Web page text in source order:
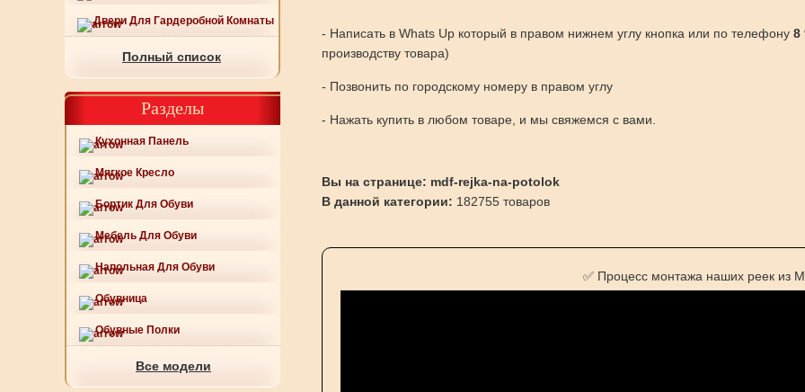
Двери Для Гардеробной Комнаты
Полный список
Разделы
Кухонная Панель
Мягкое Кресло
Бортик Для Обуви
Мебель Для Обуви
Напольная Для Обуви
Обувница
Обувные Полки
Все модели
- Написать в Whats Up который в правом нижнем углу кнопка или по телефону 8
производству товара)
- Позвонить по городскому номеру в правом углу
- Нажать купить в любом товаре, и мы свяжемся с вами.
Вы на странице: mdf-rejka-na-potolok
В данной категории: 182755 товаров
✅ Процесс монтажа наших реек из